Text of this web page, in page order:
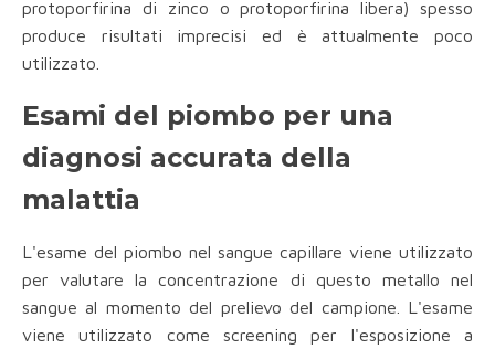
protoporfirina di zinco o protoporfirina libera) spesso
produce risultati imprecisi ed è attualmente poco
utilizzato.
Esami del piombo per una
diagnosi accurata della
malattia
L'esame del piombo nel sangue capillare viene utilizzato
per valutare la concentrazione di questo metallo nel
sangue al momento del prelievo del campione. L'esame
viene utilizzato come screening per l'esposizione a